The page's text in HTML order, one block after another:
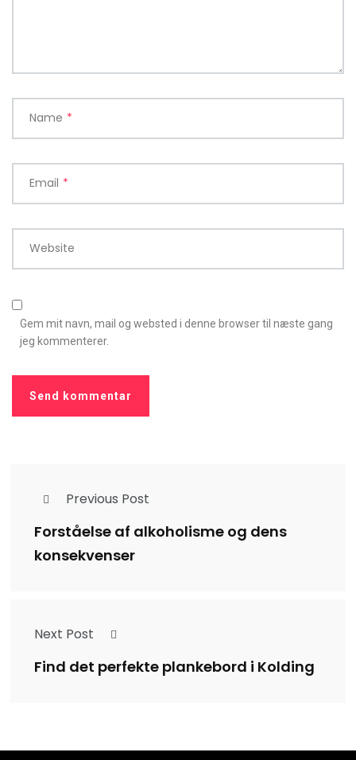
Name *
Email *
Website
Gem mit navn, mail og websted i denne browser til næste gang
jeg kommenterer.
Previous Post
Forståelse af alkoholisme og dens
konsekvenser
Next Post
Find det perfekte plankebord i Kolding